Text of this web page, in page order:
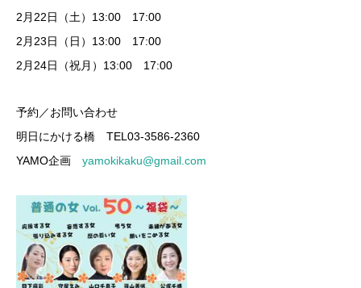
2月22日（土）13:00 17:00
2月23日（日）13:00 17:00
2月24日（祝月）13:00 17:00
予約／お問い合わせ
明日にかける橋 TEL03-3586-2360
YAMO企画 yamokikaku@gmail.com